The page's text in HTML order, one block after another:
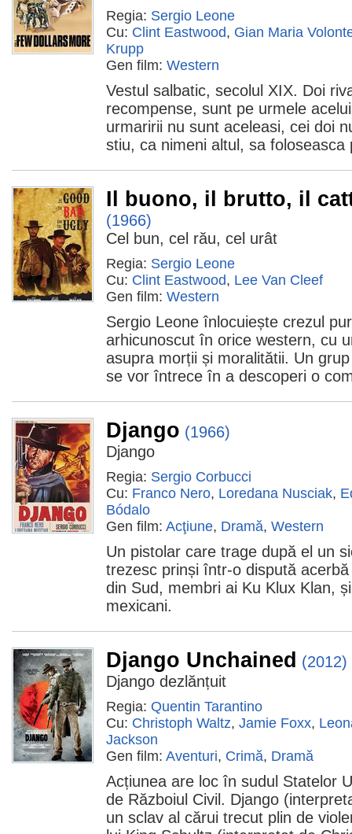
Regia: Sergio Leone
Cu: Clint Eastwood, Gian Maria
Krupp
Gen film: Western
Vestul salbatic, secolul XIX. Doi
recompense, sunt pe urmele
urmaririi nu sunt aceleasi, cei doi
stiu, ca nimeni altul, sa foloseasca
Il buono, il brutto, il
(1966)
Cel bun, cel rău, cel urât
Regia: Sergio Leone
Cu: Clint Eastwood, Lee Van Cleef
Gen film: Western
Sergio Leone înlocuiește crezul
arhicunoscut în orice western, cu
asupra morții și moralitătii. Un
se vor întrece în a descoperi o
Django (1966)
Django
Regia: Sergio Corbucci
Cu: Franco Nero, Loredana Nusciak,
Bódalo
Gen film: Acţiune, Dramă, Western
Un pistolar care trage după el un
trezesc prinși într-o dispută
din Sud, membri ai Ku Klux Klan,
mexicani.
Django Unchained (2012)
Django dezlănțuit
Regia: Quentin Tarantino
Cu: Christoph Waltz, Jamie Foxx,
Jackson
Gen film: Aventuri, Crimă, Dramă
Acțiunea are loc în sudul Statelor
de Războiul Civil. Django
un sclav al cărui trecut plin de